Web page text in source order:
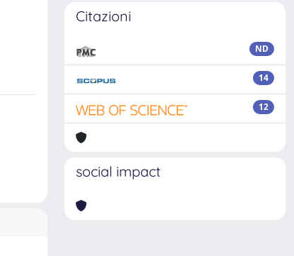
Citazioni
ND
14
12
social impact